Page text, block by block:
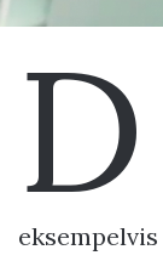
D
eksempelvis